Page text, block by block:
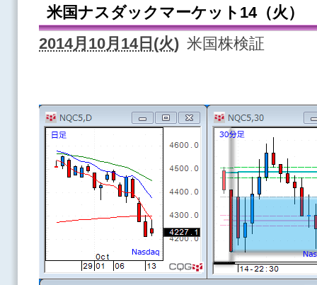
米国ナスダックマーケット14（火）
2014月10月14日(火) 米国株検証